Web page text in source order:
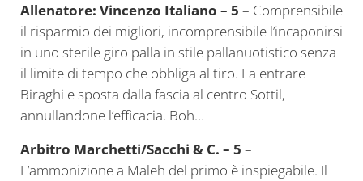
Allenatore: Vincenzo Italiano – 5 – Comprensibile
il risparmio dei migliori, incomprensibile l’incaponirsi
in uno sterile giro palla in stile pallanuotistico senza
il limite di tempo che obbliga al tiro. Fa entrare
Biraghi e sposta dalla fascia al centro Sottil,
annullandone l’efficacia. Boh…
Arbitro Marchetti/Sacchi & C. – 5 –
L’ammonizione a Maleh del primo è inspiegabile. Il